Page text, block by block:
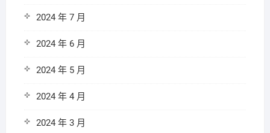
2024 年 7 月
2024 年 6 月
2024 年 5 月
2024 年 4 月
2024 年 3 月